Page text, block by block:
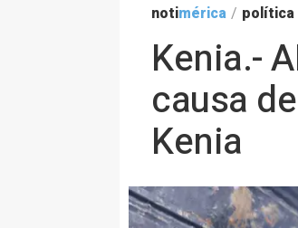
notimérica / política
Kenia.-
causa
Kenia